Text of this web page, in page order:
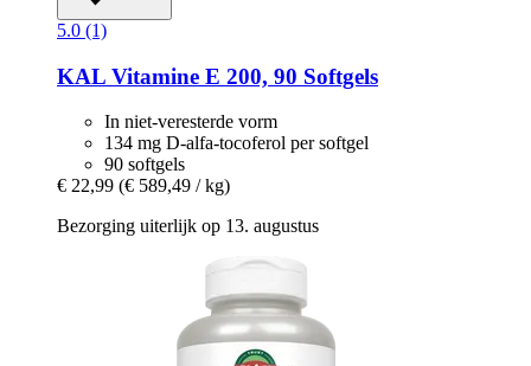
5.0 (1)
KAL Vitamine E 200, 90 Softgels
In niet-veresterde vorm
134 mg D-alfa-tocoferol per softgel
90 softgels
€ 22,99 (€ 589,49 / kg)
Bezorging uiterlijk op 13. augustus